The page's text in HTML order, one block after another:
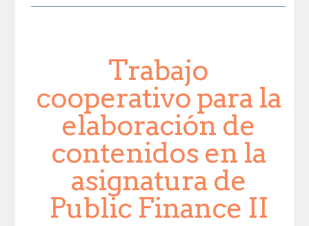
Trabajo
cooperativo para la
elaboración de
contenidos en la
asignatura de
Public Finance II